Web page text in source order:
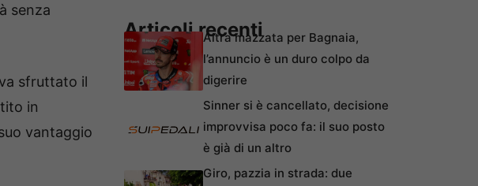
senza
sfruttato il
in
vantaggio
Articoli recentiAltra mazzata per Bagnaia,
l’annuncio è un duro colpo da
digerire
Sinner si è cancellato, decisione
improvvisa poco fa: il suo posto
è già di un altro
Giro, pazzia in strada: due